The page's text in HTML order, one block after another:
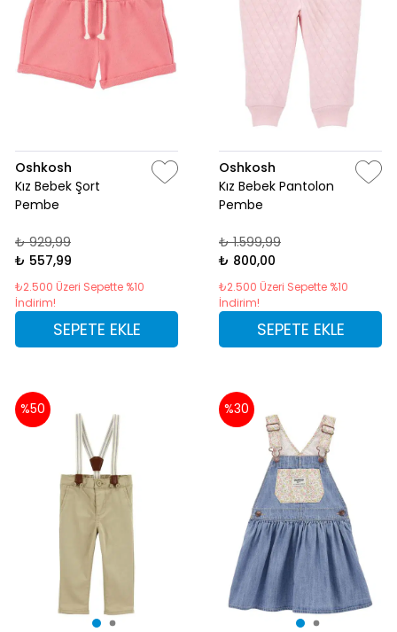
Oshkosh
Kız Bebek Şort
Pembe
₺ 929,99
₺ 557,99
₺2.500 Üzeri Sepette %10
İndirim!
SEPETE EKLE
Oshkosh
Kız Bebek Pantolon
Pembe
₺ 1.599,99
₺ 800,00
₺2.500 Üzeri Sepette %10
İndirim!
SEPETE EKLE
%50 %30